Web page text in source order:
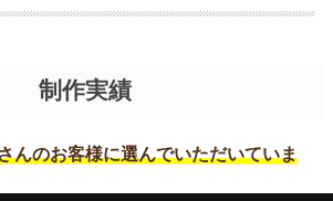
制作実績
んのお客様に選んでいただいていま